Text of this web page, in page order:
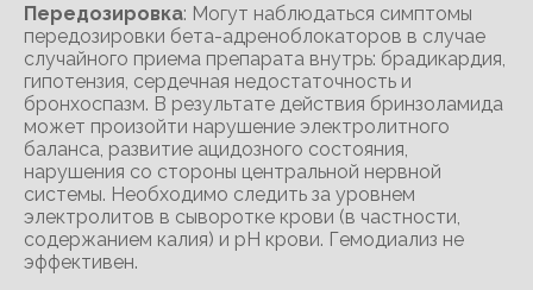
Передозировка: Могут наблюдаться симптомы
передозировки бета-адреноблокаторов в случае
случайного приема препарата внутрь: брадикардия,
гипотензия, сердечная недостаточность и
бронхоспазм. В результате действия бринзоламида
может произойти нарушение электролитного
баланса, развитие ацидозного состояния,
нарушения со стороны центральной нервной
системы. Необходимо следить за уровнем
электролитов в сыворотке крови (в частности,
содержанием калия) и pH крови. Гемодиализ не
эффективен.